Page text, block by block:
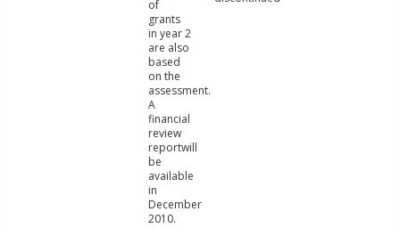
of
grants
in year 2
are also
based
on the
assessment.
A
financial
review
reportwill
be
available
in
December
2010.